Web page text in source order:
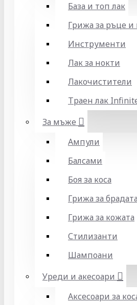
База и топ лак
Грижа за ръце и
Инструменти
Лак за нокти
Лакочистители
Траен лак
За мъже
Ампули
Балсами
Боя за коса
Грижа за брадата
Грижа за кожата
Стилизанти
Шампоани
Уреди и акесоари
Аксесоари за